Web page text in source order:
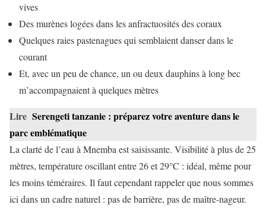
vives
Des murènes logées dans les anfractuosités des coraux
Quelques raies pastenagues qui semblaient danser dans le
courant
Et, avec un peu de chance, un ou deux dauphins à long bec
m’accompagnaient à quelques mètres
Lire Serengeti tanzanie : préparez votre aventure dans le
parc emblématique
La clarté de l’eau à Mnemba est saisissante. Visibilité à plus de 25
mètres, température oscillant entre 26 et 29°C : idéal, même pour
les moins téméraires. Il faut cependant rappeler que nous sommes
ici dans un cadre naturel : pas de barrière, pas de maître-nageur.